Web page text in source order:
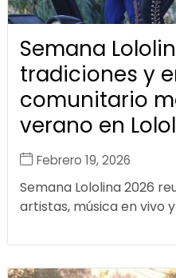
Semana
tradiciones y
comunitario
verano en Lolol
Febrero 19, 2026
Semana Lololina 2026
artistas, música en vivo